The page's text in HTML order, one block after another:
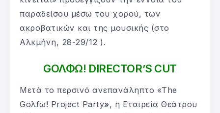
παραδείσου μέσω του χορού, των
ακροβατικών και της μουσικής (στο
Αλκμήνη, 28-29/12 ).
GΟΛΦΩ! DIRECTOR’S CUT
Μετά το περσινό ανεπανάληπτο «The
Goλfω! Project Party», η Εταιρεία Θεάτρου